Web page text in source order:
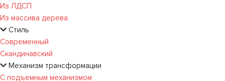
Из ЛДСП
Из массива дерева
Стиль
Современный
Скандинавский
Механизм трансформации
С подъемным механизмом